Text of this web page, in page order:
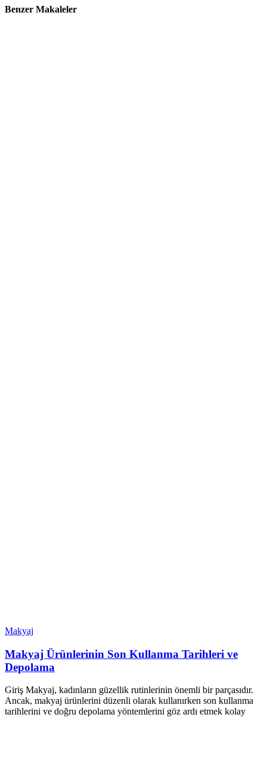
Benzer Makaleler
Makyaj
Makyaj Ürünlerinin Son Kullanma Tarihleri ve
Depolama
Giriş Makyaj, kadınların güzellik rutinlerinin önemli bir parçasıdır.
Ancak, makyaj ürünlerini düzenli olarak kullanırken son kullanma
tarihlerini ve doğru depolama yöntemlerini göz ardı etmek kolay